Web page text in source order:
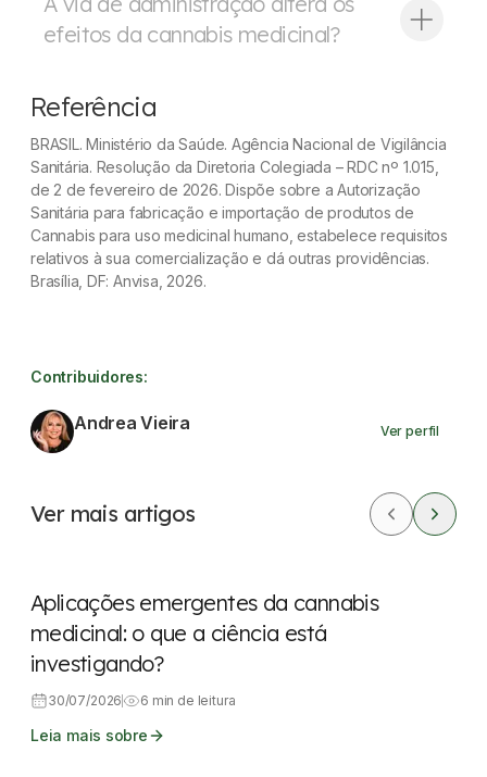
efeitos da cannabis medicinal?
Referência
BRASIL. Ministério da Saúde. Agência Nacional de Vigilância
Sanitária. Resolução da Diretoria Colegiada – RDC nº 1.015,
de 2 de fevereiro de 2026. Dispõe sobre a Autorização
Sanitária para fabricação e importação de produtos de
Cannabis para uso medicinal humano, estabelece requisitos
relativos à sua comercialização e dá outras providências.
Brasília, DF: Anvisa, 2026.
Contribuidores:
Andrea Vieira Ver perfil
Ver mais artigos
Dicas rápidas
Aplicações emergentes da cannabis
medicinal: o que a ciência está
investigando?
30/07/2026 6 min de leitura
Leia mais sobre